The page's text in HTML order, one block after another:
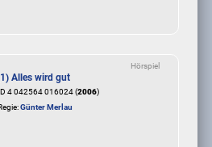
Hörspiel
Alles wird gut
4 042564 016024 (2006)
Günter Merlau